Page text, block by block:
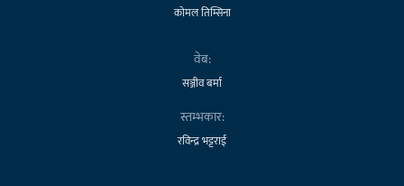
कोमल तिम्सिना
वेब:
सञ्जीव बर्मा
स्तम्भकार:
रविन्द्र भट्टराई